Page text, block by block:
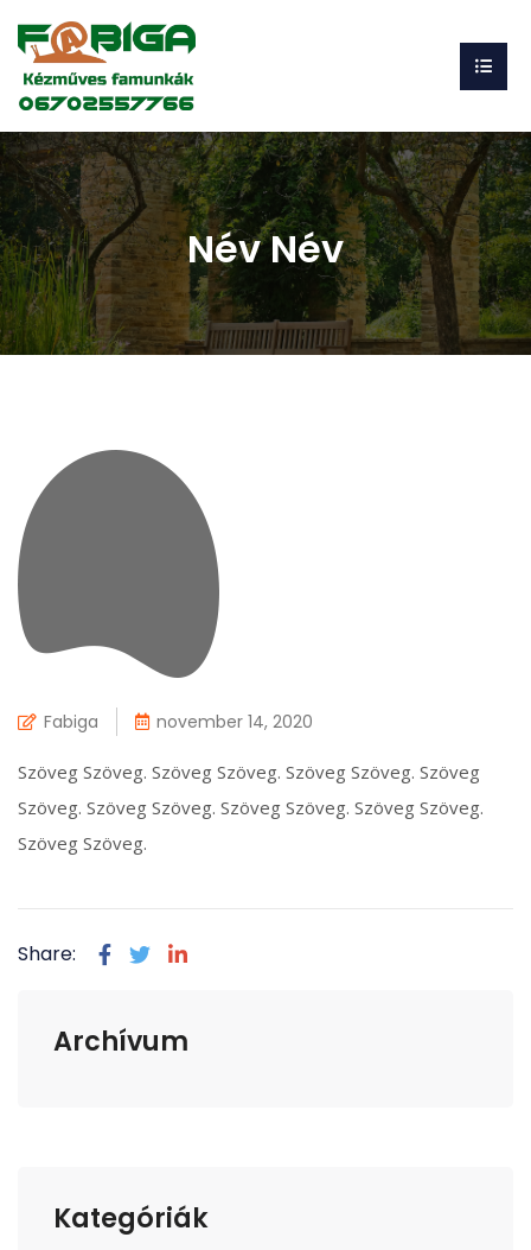
Név Név
Fabiga november 14, 2020
Szöveg Szöveg. Szöveg Szöveg. Szöveg Szöveg. Szöveg
Szöveg. Szöveg Szöveg. Szöveg Szöveg. Szöveg Szöveg.
Szöveg Szöveg.
Share:
Archívum
Kategóriák